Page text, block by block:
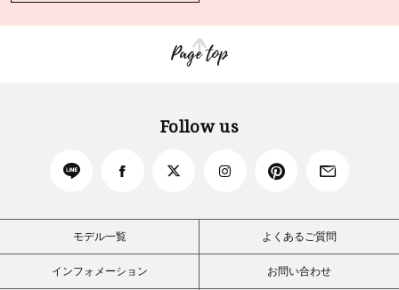
Page top
Follow us
モデル一覧 よくあるご質問
インフォメーション お問い合わせ